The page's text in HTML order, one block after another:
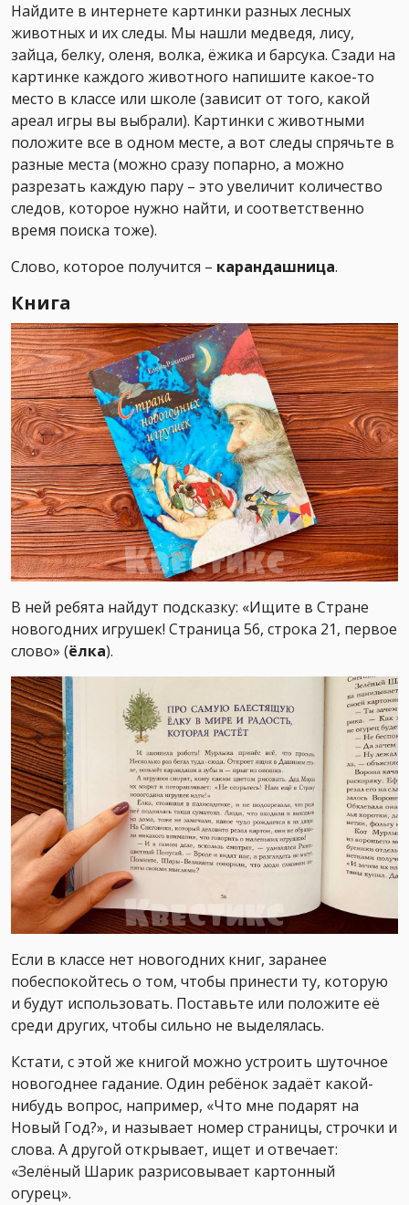
Найдите в интернете картинки разных лесных
животных и их следы. Мы нашли медведя, лису,
зайца, белку, оленя, волка, ёжика и барсука. Сзади на
картинке каждого животного напишите какое-то
место в классе или школе (зависит от того, какой
ареал игры вы выбрали). Картинки с животными
положите все в одном месте, а вот следы спрячьте в
разные места (можно сразу попарно, а можно
разрезать каждую пару – это увеличит количество
следов, которое нужно найти, и соответственно
время поиска тоже).
Слово, которое получится – карандашница.
Книга
В ней ребята найдут подсказку: «Ищите в Стране
новогодних игрушек! Страница 56, строка 21, первое
слово» (ёлка).
Если в классе нет новогодних книг, заранее
побеспокойтесь о том, чтобы принести ту, которую
и будут использовать. Поставьте или положите её
среди других, чтобы сильно не выделялась.
Кстати, с этой же книгой можно устроить шуточное
новогоднее гадание. Один ребёнок задаёт какой-
нибудь вопрос, например, «Что мне подарят на
Новый Год?», и называет номер страницы, строчки и
слова. А другой открывает, ищет и отвечает:
«Зелёный Шарик разрисовывает картонный
огурец».